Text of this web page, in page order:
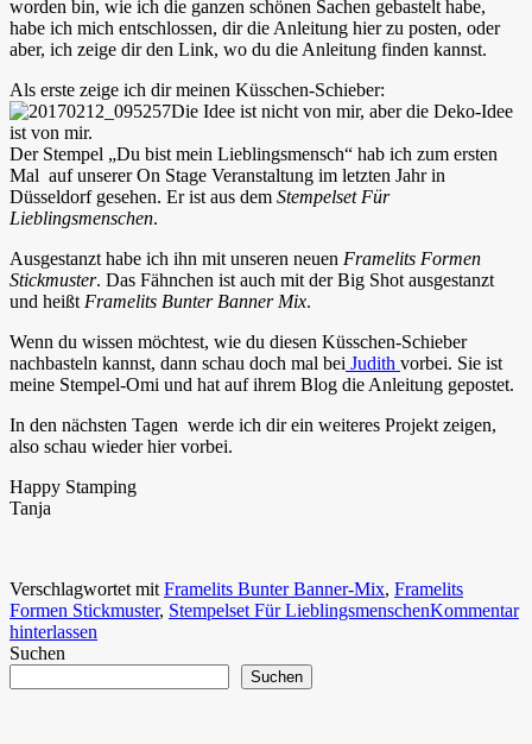
worden bin, wie ich die ganzen schönen Sachen gebastelt habe,
habe ich mich entschlossen, dir die Anleitung hier zu posten, oder
aber, ich zeige dir den Link, wo du die Anleitung finden kannst.
Als erste zeige ich dir meinen Küsschen-Schieber:
Die Idee ist nicht von mir, aber die Deko-Idee
ist von mir.
Der Stempel „Du bist mein Lieblingsmensch“ hab ich zum ersten
Mal auf unserer On Stage Veranstaltung im letzten Jahr in
Düsseldorf gesehen. Er ist aus dem Stempelset Für
Lieblingsmenschen.
Ausgestanzt habe ich ihn mit unseren neuen Framelits Formen
Stickmuster. Das Fähnchen ist auch mit der Big Shot ausgestanzt
und heißt Framelits Bunter Banner Mix.
Wenn du wissen möchtest, wie du diesen Küsschen-Schieber
nachbasteln kannst, dann schau doch mal bei Judith vorbei. Sie ist
meine Stempel-Omi und hat auf ihrem Blog die Anleitung gepostet.
In den nächsten Tagen werde ich dir ein weiteres Projekt zeigen,
also schau wieder hier vorbei.
Happy Stamping
Tanja
Verschlagwortet mit Framelits Bunter Banner-Mix, Framelits
Formen Stickmuster, Stempelset Für LieblingsmenschenKommentar
hinterlassen
Suchen
Suchen